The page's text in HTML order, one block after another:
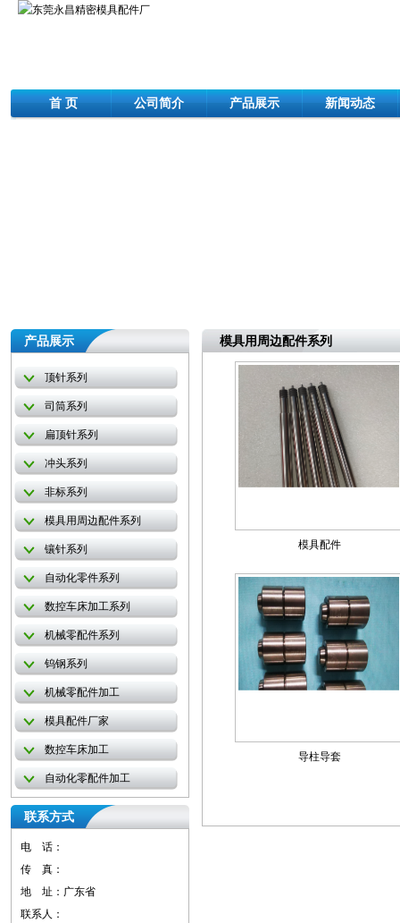
首 页 公司简介 产品展示 新闻动态
产品展示
顶针系列
司筒系列
扁顶针系列
冲头系列
非标系列
模具用周边配件系列
镶针系列
自动化零件系列
数控车床加工系列
机械零配件系列
钨钢系列
机械零配件加工
模具配件厂家
数控车床加工
自动化零配件加工
联系方式
电 话：
传 真：
地 址：广东省
联系人：
模具用周边配件系列
模具配件
导柱导套